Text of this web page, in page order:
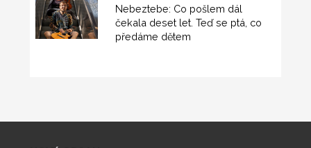
Nebeztebe: Co pošlem dál
čekala deset let. Teď se ptá, co
předáme dětem